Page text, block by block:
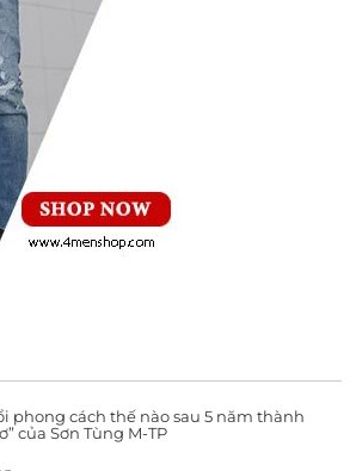
phong cách thế nào sau 5 năm thành
của Sơn Tùng M-TP